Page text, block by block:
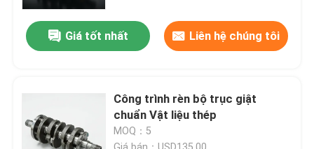
Giá tốt nhất Liên hệ chúng tôi
Công trình rèn bộ trục giật
chuẩn Vật liệu thép
MOQ：5
Giá bán：USD135.00